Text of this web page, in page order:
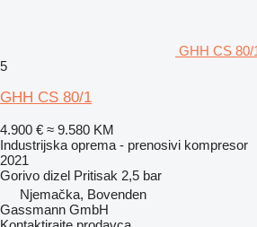
GHH CS
5
GHH CS 80/1
4.900 € ≈ 9.580 KM
Industrijska oprema - prenosivi kompresor
2021
Gorivo dizel Pritisak 2,5 bar
Njemačka, Bovenden
Gassmann GmbH